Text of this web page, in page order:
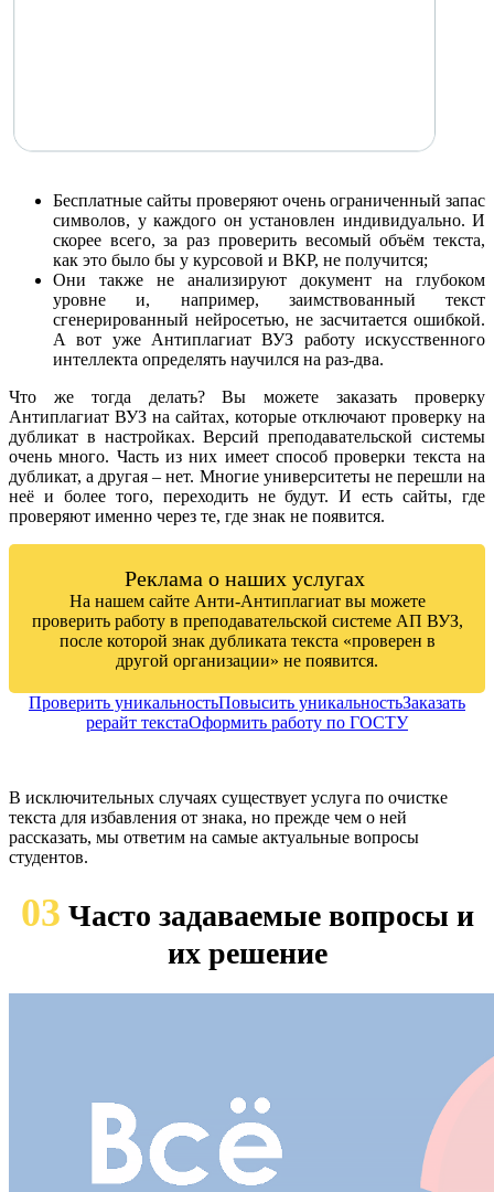
Бесплатные сайты проверяют очень ограниченный запас
символов, у каждого он установлен индивидуально. И
скорее всего, за раз проверить весомый объём текста,
как это было бы у курсовой и ВКР, не получится;
Они также не анализируют документ на глубоком
уровне и, например, заимствованный текст
сгенерированный нейросетью, не засчитается ошибкой.
А вот уже Антиплагиат ВУЗ работу искусственного
интеллекта определять научился на раз-два.
Что же тогда делать? Вы можете заказать проверку
Антиплагиат ВУЗ на сайтах, которые отключают проверку на
дубликат в настройках. Версий преподавательской системы
очень много. Часть из них имеет способ проверки текста на
дубликат, а другая – нет. Многие университеты не перешли на
неё и более того, переходить не будут. И есть сайты, где
проверяют именно через те, где знак не появится.
Реклама о наших услугах
На нашем сайте Анти-Антиплагиат вы можете
проверить работу в преподавательской системе АП ВУЗ,
после которой знак дубликата текста «проверен в
другой организации» не появится.
Проверить уникальностьПовысить уникальностьЗаказать
рерайт текстаОформить работу по ГОСТУ
В исключительных случаях существует услуга по очистке
текста для избавления от знака, но прежде чем о ней
рассказать, мы ответим на самые актуальные вопросы
студентов.
03 Часто задаваемые вопросы и
их решение